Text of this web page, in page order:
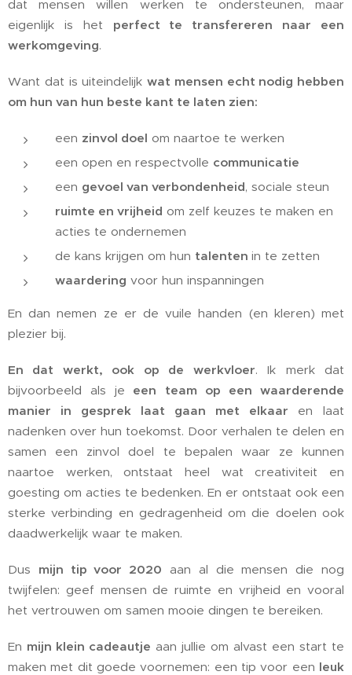
dat mensen willen werken te ondersteunen, maar
eigenlijk is het perfect te transfereren naar een
werkomgeving.
Want dat is uiteindelijk wat mensen echt nodig hebben
om hun van hun beste kant te laten zien:
een zinvol doel om naartoe te werken
een open en respectvolle communicatie
een gevoel van verbondenheid, sociale steun
ruimte en vrijheid om zelf keuzes te maken en
acties te ondernemen
de kans krijgen om hun talenten in te zetten
waardering voor hun inspanningen
En dan nemen ze er de vuile handen (en kleren) met
plezier bij.
En dat werkt, ook op de werkvloer. Ik merk dat
bijvoorbeeld als je een team op een waarderende
manier in gesprek laat gaan met elkaar en laat
nadenken over hun toekomst. Door verhalen te delen en
samen een zinvol doel te bepalen waar ze kunnen
naartoe werken, ontstaat heel wat creativiteit en
goesting om acties te bedenken. En er ontstaat ook een
sterke verbinding en gedragenheid om die doelen ook
daadwerkelijk waar te maken.
Dus mijn tip voor 2020 aan al die mensen die nog
twijfelen: geef mensen de ruimte en vrijheid en vooral
het vertrouwen om samen mooie dingen te bereiken.
En mijn klein cadeautje aan jullie om alvast een start te
maken met dit goede voornemen: een tip voor een leuk